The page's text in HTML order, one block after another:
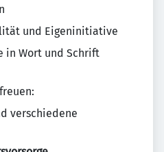
und Eigeninitiative
in Wort und Schrift
verschiedene